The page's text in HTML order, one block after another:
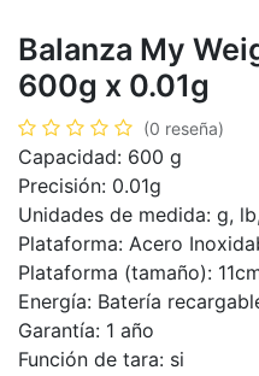
Balanza My
600g x 0.01g
(0 reseña)
Capacidad: 600 g
Precisión: 0.01g
Unidades de medida: g,
Plataforma: Acero
Plataforma (tamaño):
Energía: Batería
Garantía: 1 año
Función de tara: si